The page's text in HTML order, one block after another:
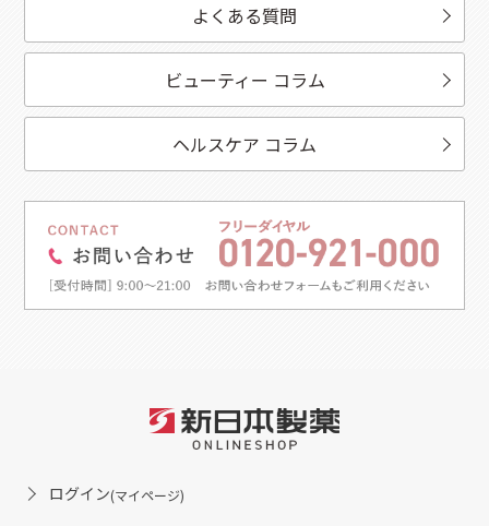
よくある質問
ビューティー コラム
ヘルスケア コラム
ログイン(マイページ)